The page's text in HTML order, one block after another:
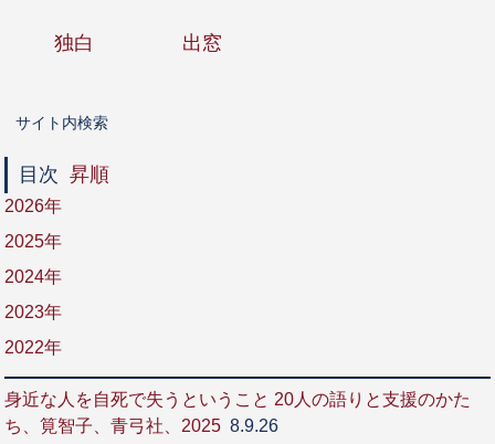
独白 出窓
サイト内検索
目次昇順
2026年
2025年
2024年
2023年
2022年
身近な人を自死で失うということ 20人の語りと支援のかた
ち、筧智子、青弓社、2025 8.9.26